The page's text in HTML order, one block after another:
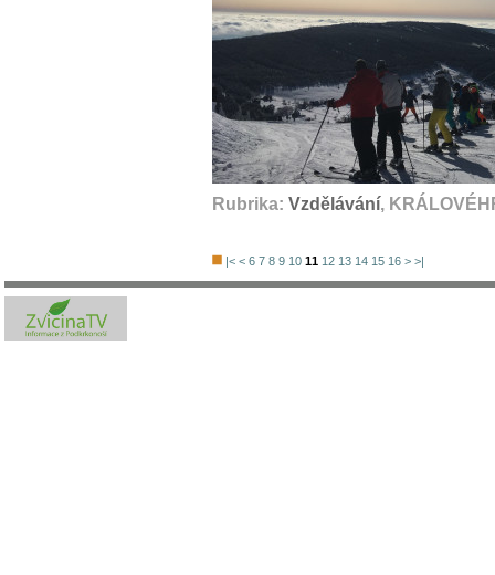
Rubrika: Vzdělávání,
|< < 6 7 8 9 10 11 12 13 14 15 16 > >|